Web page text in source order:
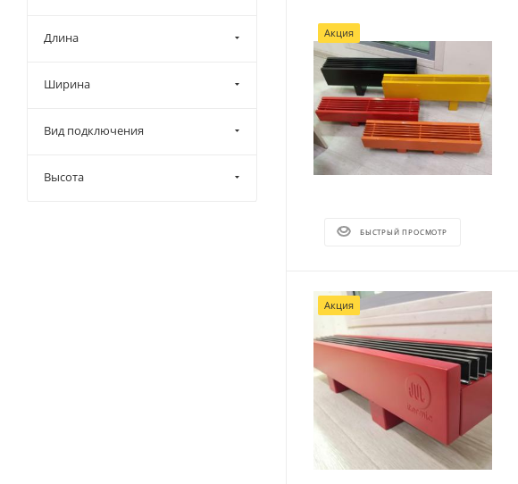
Акция
БЫСТРЫЙ ПРОСМОТР
Акция
Длина
Ширина
Вид подключения
Высота